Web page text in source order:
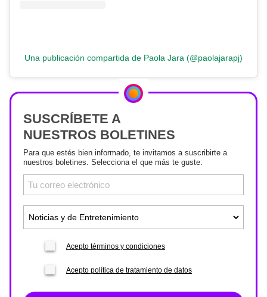
Una publicación compartida de Paola Jara (@paolajarapj)
SUSCRÍBETE A
NUESTROS BOLETINES
Para que estés bien informado, te invitamos a suscribirte a
nuestros boletines. Selecciona el que más te guste.
Acepto términos y condiciones
Acepto política de tratamiento de datos